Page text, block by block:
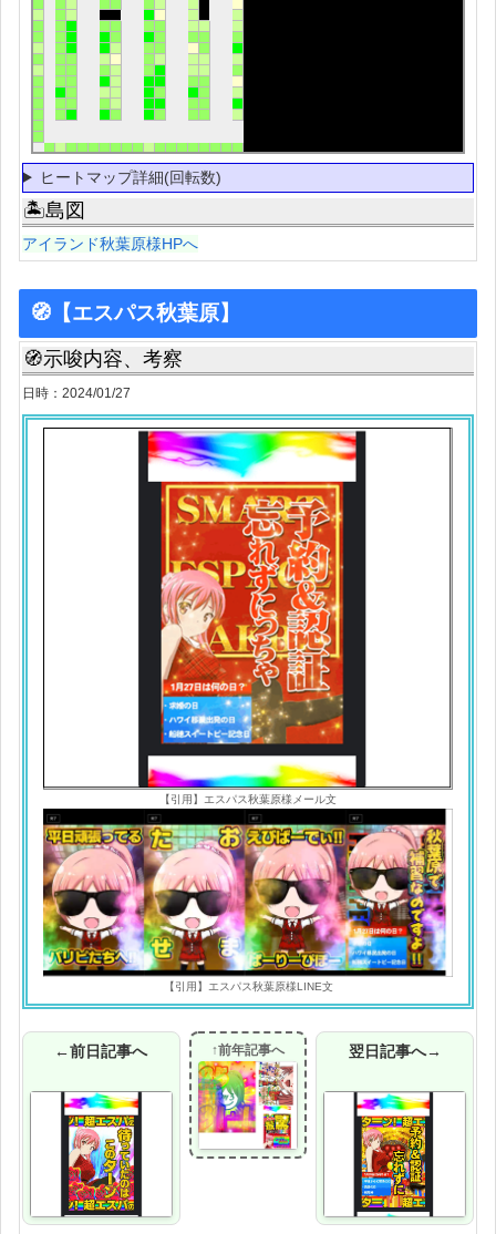
ヒートマップ詳細(回転数)
🏝島図
アイランド秋葉原様HPへ
🧭【エスパス秋葉原】
🧭示唆内容、考察
日時：2024/01/27
【引用】エスパス秋葉原様メール文
【引用】エスパス秋葉原様LINE文
←前日記事へ ↑前年記事へ 翌日記事へ→